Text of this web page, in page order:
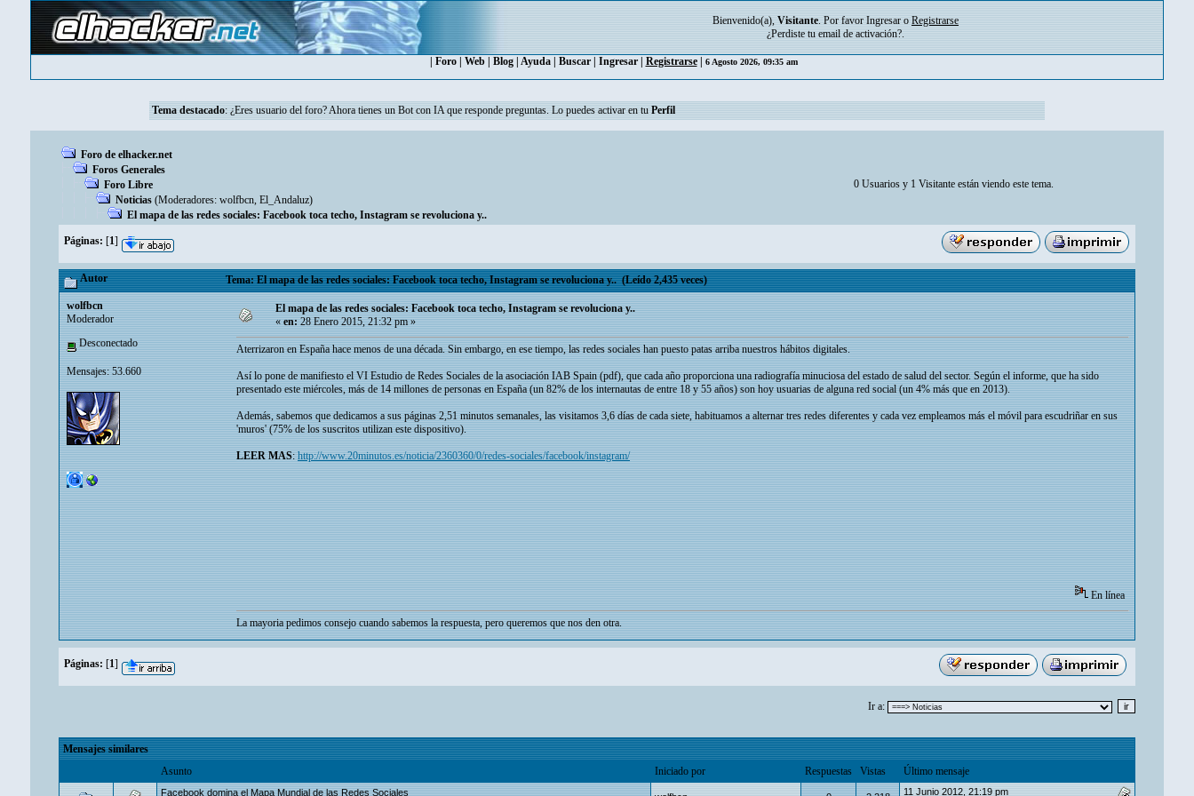
Bienvenido(a), Visitante. Por favor Ingresar o Registrarse
¿Perdiste tu email de activación?.
Foro| Web| Blog| Ayuda| Buscar| Ingresar| Registrarse| 6 Agosto 2026, 09:35 am
Tema destacado: ¿Eres usuario del foro? Ahora tienes un Bot con IA que responde preguntas. Lo puedes activar en tu Perfil
Foro de elhacker.net
Foros Generales
Foro Libre
Noticias (Moderadores: wolfbcn, El_Andaluz)
El mapa de las redes sociales: Facebook toca techo, Instagram se revoluciona y..
0 Usuarios y 1 Visitante están viendo este tema.
Páginas: [1]
Autor Tema: El mapa de las redes sociales: Facebook toca techo, Instagram se revoluciona y.. (Leído 2,435 veces)
wolfbcn
Moderador
Desconectado
Mensajes: 53.660
El mapa de las redes sociales: Facebook toca techo, Instagram se revoluciona y..
«en:28 Enero 2015, 21:32 pm »
Aterrizaron en España hace menos de una década. Sin embargo, en ese tiempo, las redes sociales han puesto patas arriba nuestros hábitos digitales.
Así lo pone de manifiesto el VI Estudio de Redes Sociales de la asociación IAB Spain (pdf), que cada año proporciona una radiografía minuciosa del estado de salud del sector. Según el informe, que ha sido
presentado este miércoles, más de 14 millones de personas en España (un 82% de los internautas de entre 18 y 55 años) son hoy usuarias de alguna red social (un 4% más que en 2013).
Además, sabemos que dedicamos a sus páginas 2,51 minutos semanales, las visitamos 3,6 días de cada siete, habituamos a alternar tres redes diferentes y cada vez empleamos más el móvil para escudriñar en sus
'muros' (75% de los suscritos utilizan este dispositivo).
LEER MAS:http://www.20minutos.es/noticia/2360360/0/redes-sociales/facebook/instagram/
En línea
La mayoria pedimos consejo cuando sabemos la respuesta, pero queremos que nos den otra.
Páginas: [1]
Ir a:
Mensajes similares
Asunto
Iniciado por Respuestas Vistas Último mensaje
Facebook domina el Mapa Mundial de las Redes Sociales 11 Junio 2012, 21:19 pm